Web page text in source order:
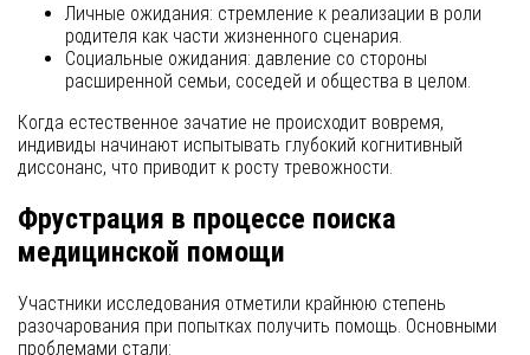
Личные ожидания: стремление к реализации в роли
родителя как части жизненного сценария.
Социальные ожидания: давление со стороны
расширенной семьи, соседей и общества в целом.
Когда естественное зачатие не происходит вовремя,
индивиды начинают испытывать глубокий когнитивный
диссонанс, что приводит к росту тревожности.
Фрустрация в процессе поиска
медицинской помощи
Участники исследования отметили крайнюю степень
разочарования при попытках получить помощь. Основными
проблемами стали: